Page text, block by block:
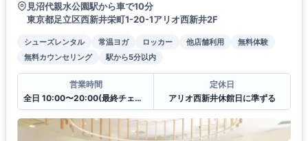
見沼代親水公園駅から車で10分
東京都足立区西新井栄町1-20-1アリオ西新井2F
シューズレンタル 常温ヨガ ロッカー 他店舗利用
無料体験
無料カウンセリング
駅から5分以内
営業時間
全日 10:00〜20:00(最終チェックイン19:30)
定休日
アリオ西新井休館日に準ずる